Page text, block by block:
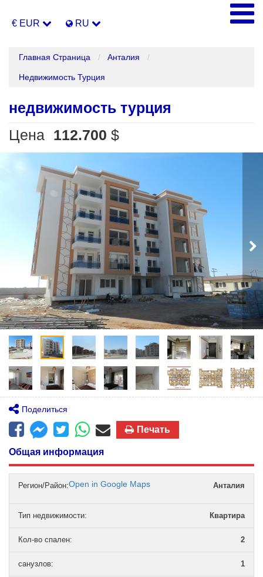
€ EUR RU
Главная Страница Анталия
Недвижимость Турция
недвижимость турция
Цена 112.700 $
Поделиться
Печать
Общая информация
Регион/Район: Анталия
Open in Google Maps
Тип недвижимости: Квартира
Кол-во спален: 2
санузлов: 1